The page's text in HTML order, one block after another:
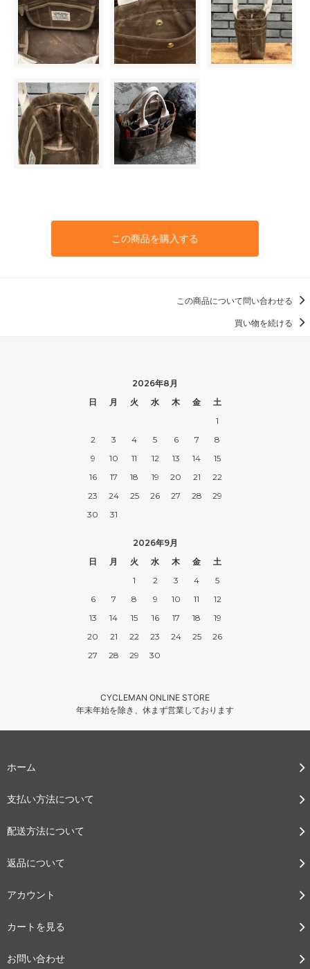
この商品を購入する
この商品について問い合わせる
買い物を続ける
2026年8月
日
月 火 水 木 金
土
1
2
3 4 5 6 7
8
9
10 11 12 13 14
15
16
17 18 19 20 21
22
23
24 25 26 27 28
29
30
31
2026年9月
日
月 火 水 木 金
土
1
2 3 4
5
6
7 8 9 10 11
12
13
14 15 16 17 18
19
20
21 22 23 24 25
26
27
28 29 30
CYCLEMAN ONLINE STORE
年末年始を除き、休まず営業しております
ホーム
支払い方法について
配送方法について
返品について
アカウント
カートを見る
お問い合わせ